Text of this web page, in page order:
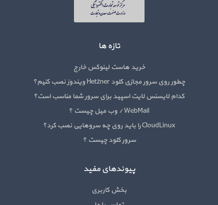
تازه ها
خرید هاست لینوکس خارج
چطور روی سرور مجازی کلود Hetzner ویندوز نصب کنیم؟
کدام لایسنس لایت اسپید برای سرور شما مناسب است؟
WebMail / وب میل چیست ؟
CloudLinux را باید روی چه سروهایی نصب کرد؟
سرور کلود چیست ؟
پیوندهای مفید
بخش کاربری